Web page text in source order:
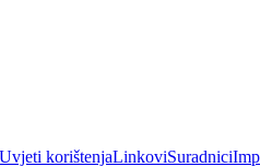
Uvjeti korištenjaLinkoviSuradnici